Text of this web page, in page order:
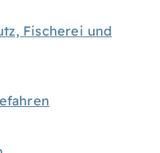
Fischerei und